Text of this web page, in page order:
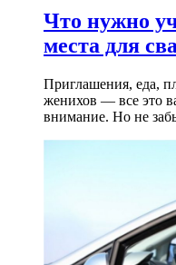
Что нужно
места для
Приглашения, еда,
женихов — все это
внимание. Но не